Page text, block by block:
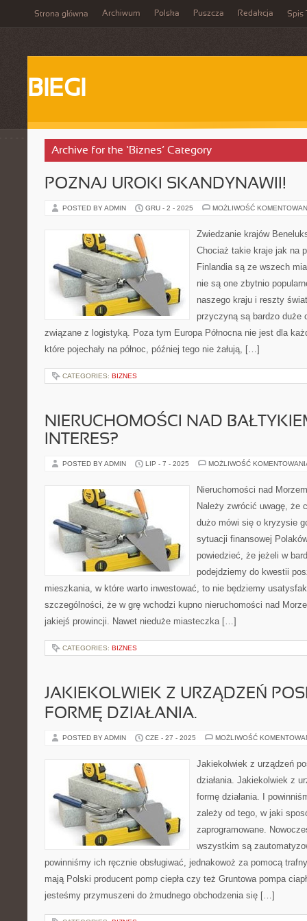
Strona główna Archiwum Polska Puszcza Redakcja Spis
BIEGI
Archive for the ‘Biznes’ Category
POZNAJ UROKI SKANDYNAWII!
POSTED BY ADMIN GRU - 2 - 2025 MOŻLIWOŚĆ
Zwiedzanie krajów
Chociaż takie kraje jak na
Finlandia są ze wszech
nie są one zbytnio
naszego kraju i reszty
przyczyną są bardzo duże
związane z logistyką. Poza tym Europa Północna nie jest dla
które pojechały na północ, później tego nie żałują, […]
CATEGORIES: BIZNES
NIERUCHOMOŚCI NAD
INTERES?
POSTED BY ADMIN LIP - 7 - 2025 MOŻLIWOŚĆ
Nieruchomości nad
Należy zwrócić uwagę, że
dużo mówi się o kryzysie
sytuacji finansowej
powiedzieć, że jeżeli w
podejdziemy do kwestii
mieszkania, w które warto inwestować, to nie będziemy
szczególności, że w grę wchodzi kupno nieruchomości nad
jakiejś prowincji. Nawet nieduże miasteczka […]
CATEGORIES: BIZNES
JAKIEKOLWIEK Z URZĄDZEŃ
FORMĘ DZIAŁANIA.
POSTED BY ADMIN CZE - 27 - 2025 MOŻLIWOŚĆ
Jakiekolwiek z urządzeń
działania. Jakiekolwiek z
formę działania. I
zależy od tego, w jaki
zaprogramowane.
wszystkim są
powinniśmy ich ręcznie obsługiwać, jednakowoż za pomocą
mają Polski producent pomp ciepła czy też Gruntowa pompa
jesteśmy przymuszeni do żmudnego obchodzenia się […]